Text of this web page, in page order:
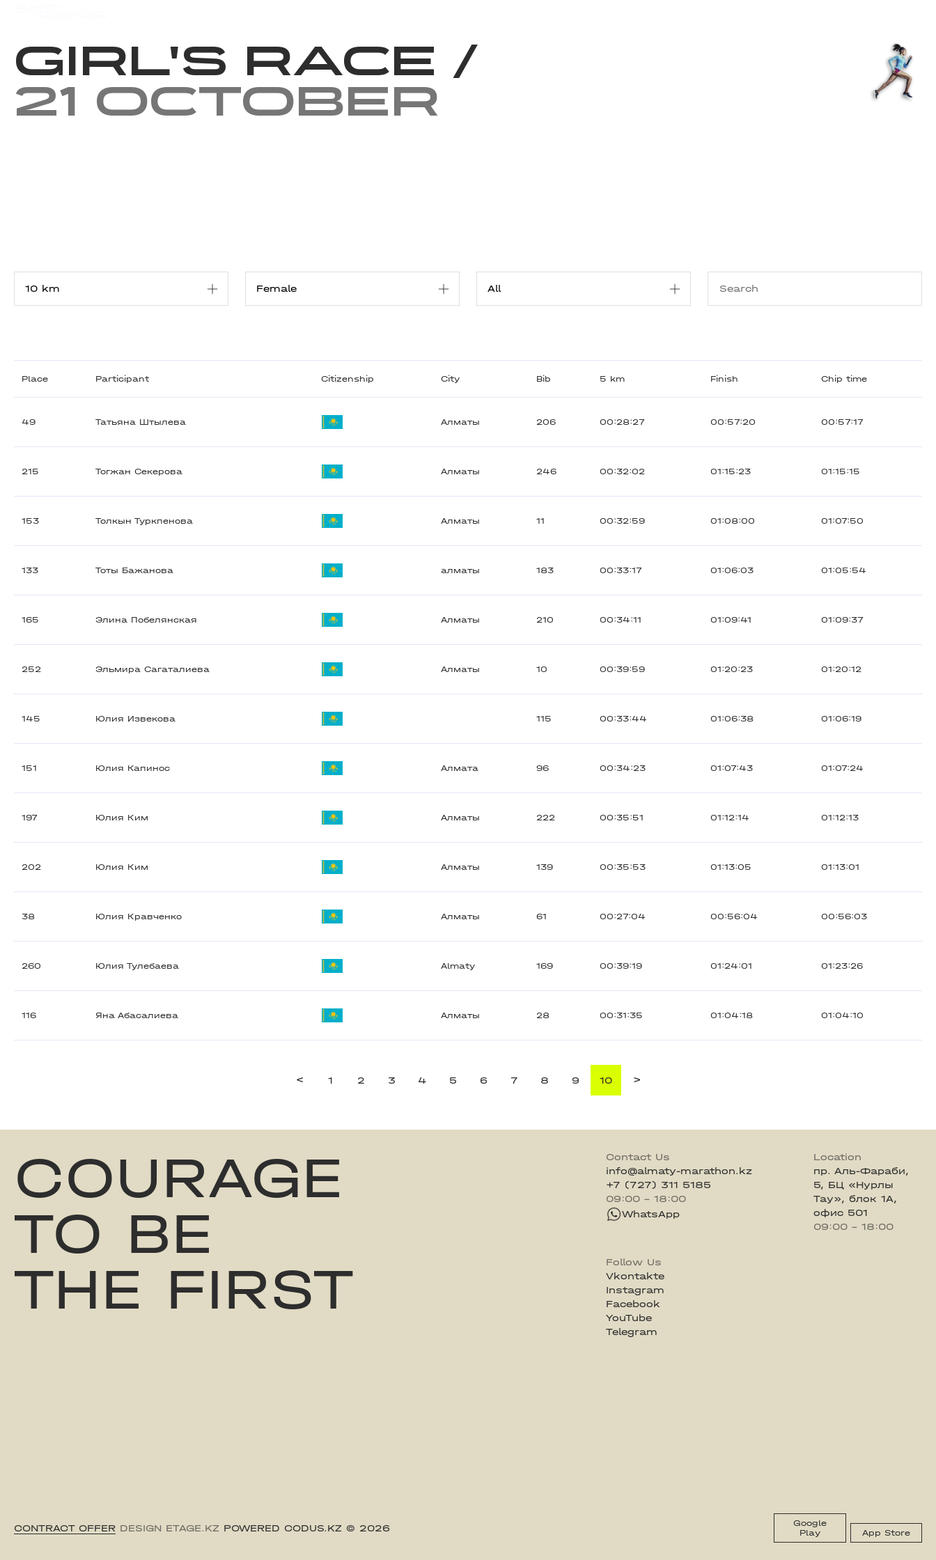
Girl's Race /
21 October
Place Participant Citizenship City Bib 5 km Finish Chip time
49 Татьяна Штылева Алматы 206 00:28:27 00:57:20 00:57:17
215 Тогжан Секерова Алматы 246 00:32:02 01:15:23 01:15:15
153 Толкын Туркпенова Алматы 11 00:32:59 01:08:00 01:07:50
133 Тоты Бажанова алматы 183 00:33:17 01:06:03 01:05:54
165 Элина Побелянская Алматы 210 00:34:11 01:09:41 01:09:37
252 Эльмира Сагаталиева Алматы 10 00:39:59 01:20:23 01:20:12
145 Юлия Извекова 115 00:33:44 01:06:38 01:06:19
151 Юлия Капинос Алмата 96 00:34:23 01:07:43 01:07:24
197 Юлия Ким Алматы 222 00:35:51 01:12:14 01:12:13
202 Юлия Ким Алматы 139 00:35:53 01:13:05 01:13:01
38 Юлия Кравченко Алматы 61 00:27:04 00:56:04 00:56:03
260 Юлия Тулебаева Almaty 169 00:39:19 01:24:01 01:23:26
116 Яна Абасалиева Алматы 28 00:31:35 01:04:18 01:04:10
< 1 2 3 4 5 6 7 8 9 10 >
COURAGE
TO BE
THE FIRST
Contact Us
info@almaty-marathon.kz
+7 (727) 311 5185
09:00 - 18:00
WhatsApp
Location
пр. Аль-Фараби,
5, БЦ «Нурлы
Тау», блок 1А,
офис 501
09:00 - 18:00
Follow Us
Vkontakte
Instagram
Facebook
YouTube
Telegram
CONTRACT OFFER DESIGN ETAGE.KZ POWERED CODUS.KZ © 2026
Google
Play
App Store